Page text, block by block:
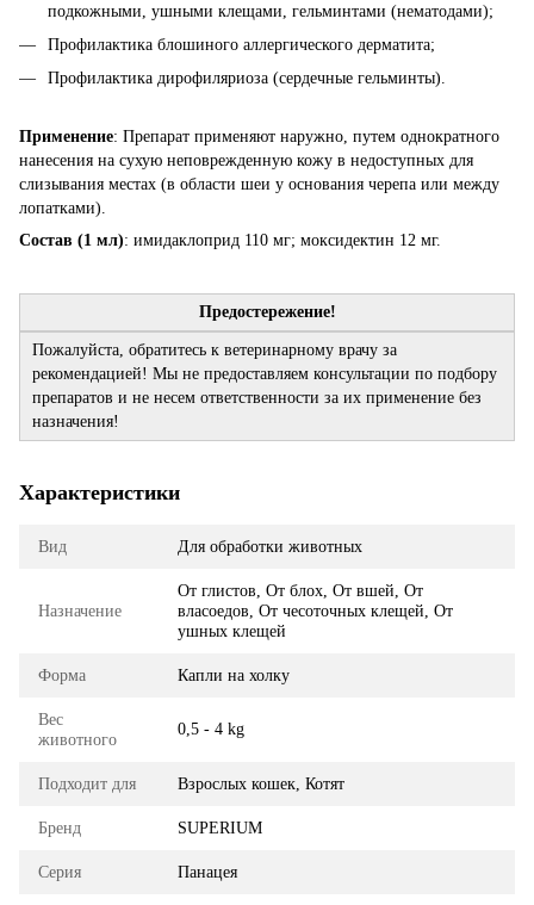
подкожными, ушными клещами, гельминтами (нематодами);
Профилактика блошиного аллергического дерматита;
Профилактика дирофиляриоза (сердечные гельминты).
Применение: Препарат применяют наружно, путем однократного
нанесения на сухую неповрежденную кожу в недоступных для
слизывания местах (в области шеи у основания черепа или между
лопатками).
Состав (1 мл): имидаклоприд 110 мг; моксидектин 12 мг.
Предостережение!
Пожалуйста, обратитесь к ветеринарному врачу за
рекомендацией! Мы не предоставляем консультации по подбору
препаратов и не несем ответственности за их применение без
назначения!
Характеристики
Вид Для обработки животных
Назначение
От глистов, От блох, От вшей, От
власоедов, От чесоточных клещей, От
ушных клещей
Форма Капли на холку
Вес
животного
0,5 - 4 kg
Подходит для Взрослых кошек, Котят
Бренд SUPERIUM
Серия Панацея